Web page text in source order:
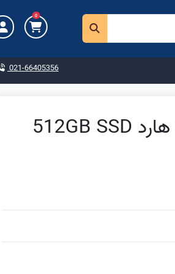
021-66405356
سرفیس پرو 10 - Core Ultra 7 رم 32GB هارد 512GB SSD